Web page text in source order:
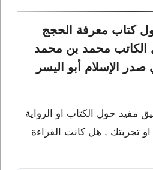
كتاب معرفة الحجج
الكاتب محمد بن محمد
الإسلام أبو اليسر
مفيد حول الكتاب او الرواية
تجربتك , هل كانت القراءة